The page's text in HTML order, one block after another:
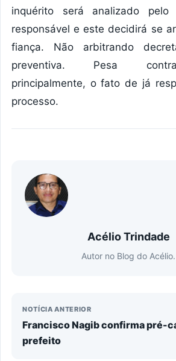
inquérito será analizado
responsável e este decidirá se
fiança. Não arbitrando
preventiva. Pesa
principalmente, o fato de já
processo.
Acélio Trindade
Autor no Blog do Acélio.
NOTÍCIA ANTERIOR
Francisco Nagib confirma pré-
prefeito